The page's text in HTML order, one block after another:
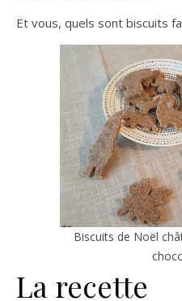
Et vous, quels sont biscuits
Biscuits de Noël
La recette